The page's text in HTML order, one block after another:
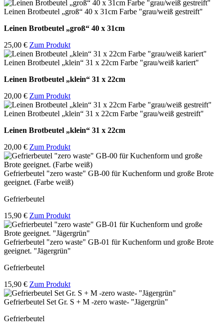
Leinen Brotbeutel „groß“ 40 x 31cm Farbe "grau/weiß gestreift"
Leinen Brotbeutel „groß“ 40 x 31cm
25,00 € Zum Produkt
Leinen Brotbeutel „klein“ 31 x 22cm Farbe "grau/weiß kariert"
Leinen Brotbeutel „klein“ 31 x 22cm
20,00 € Zum Produkt
Leinen Brotbeutel „klein“ 31 x 22cm Farbe "grau/weiß gestreift"
Leinen Brotbeutel „klein“ 31 x 22cm
20,00 € Zum Produkt
Gefrierbeutel "zero waste" GB-00 für Kuchenform und große Brote
geeignet. (Farbe weiß)
Gefrierbeutel
15,90 € Zum Produkt
Gefrierbeutel "zero waste" GB-01 für Kuchenform und große Brote
geeignet. "Jägergrün"
Gefrierbeutel
15,90 € Zum Produkt
Gefrierbeutel Set Gr. S + M -zero waste- "Jägergrün"
Gefrierbeutel